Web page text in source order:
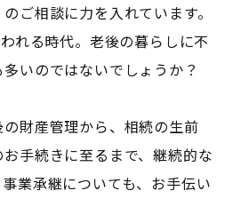
ご相談に力を入れています。
れる時代。老後の暮らしに不
いのではないでしょうか？
財産管理から、相続の生前
手続きに至るまで、継続的な
業承継についても、お手伝い